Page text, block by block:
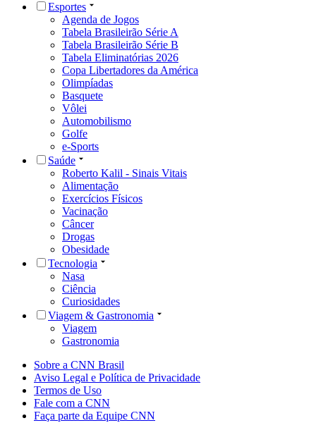
Esportes
Agenda de Jogos
Tabela Brasileirão Série A
Tabela Brasileirão Série B
Tabela Eliminatórias 2026
Copa Libertadores da América
Olimpíadas
Basquete
Vôlei
Automobilismo
Golfe
e-Sports
Saúde
Roberto Kalil - Sinais Vitais
Alimentação
Exercícios Físicos
Vacinação
Câncer
Drogas
Obesidade
Tecnologia
Nasa
Ciência
Curiosidades
Viagem & Gastronomia
Viagem
Gastronomia
Sobre a CNN Brasil
Aviso Legal e Política de Privacidade
Termos de Uso
Fale com a CNN
Faça parte da Equipe CNN